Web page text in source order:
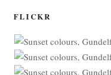
FLICKR